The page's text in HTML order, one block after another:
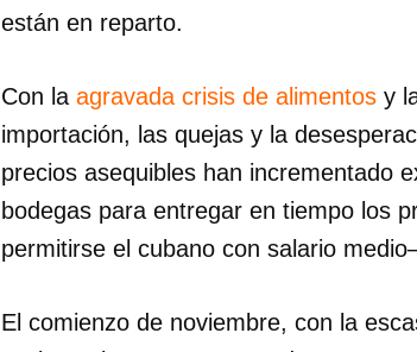
están en reparto.
Con la agravada crisis de alimentos y
importación, las quejas y la
precios asequibles han incrementado
bodegas para entregar en tiempo los
permitirse el cubano con salario
El comienzo de noviembre, con la